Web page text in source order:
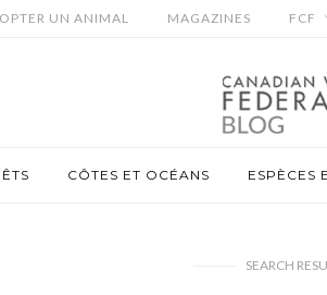
UN ANIMAL MAGAZINES FCF
CÔTES ET OCÉANS ESPÈCES
SEARCH